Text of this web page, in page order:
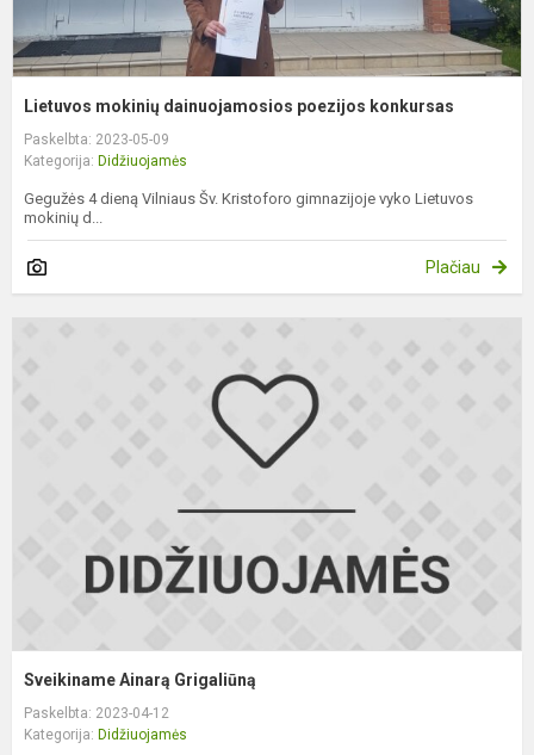
Lietuvos mokinių dainuojamosios poezijos konkursas
Paskelbta: 2023-05-09
Kategorija: Didžiuojamės
Gegužės 4 dieną Vilniaus Šv. Kristoforo gimnazijoje vyko Lietuvos
mokinių d...
Plačiau
Sveikiname Ainarą Grigaliūną
Paskelbta: 2023-04-12
Kategorija: Didžiuojamės